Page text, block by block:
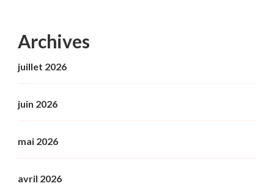
Archives
juillet 2026
juin 2026
mai 2026
avril 2026